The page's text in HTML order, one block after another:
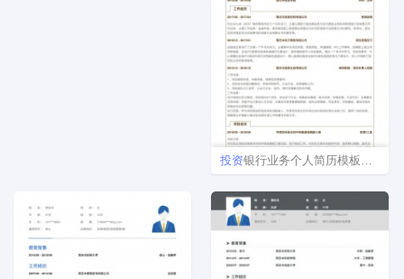
投资银行业务个人简历模板范文